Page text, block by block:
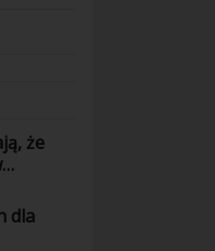
że
dla